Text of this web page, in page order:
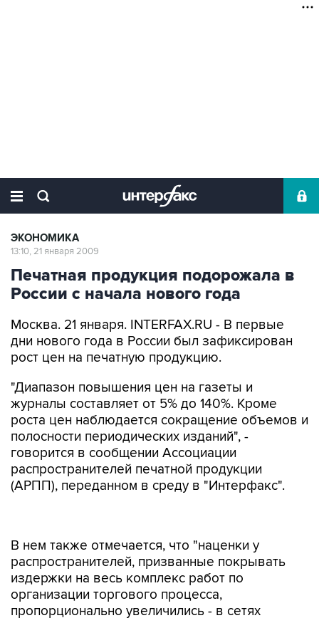
ЭКОНОМИКА
13:10, 21 января 2009
Печатная продукция подорожала в
России с начала нового года
Москва. 21 января. INTERFAX.RU - В первые
дни нового года в России был зафиксирован
рост цен на печатную продукцию.
"Диапазон повышения цен на газеты и
журналы составляет от 5% до 140%. Кроме
роста цен наблюдается сокращение объемов и
полосности периодических изданий", -
говорится в сообщении Ассоциации
распространителей печатной продукции
(АРПП), переданном в среду в "Интерфакс".
издержки на весь комплекс работ по
организации торгового процесса,
пропорционально увеличились - в сетях
московских супермаркетов средняя наценка
составляет 80% - 120%".